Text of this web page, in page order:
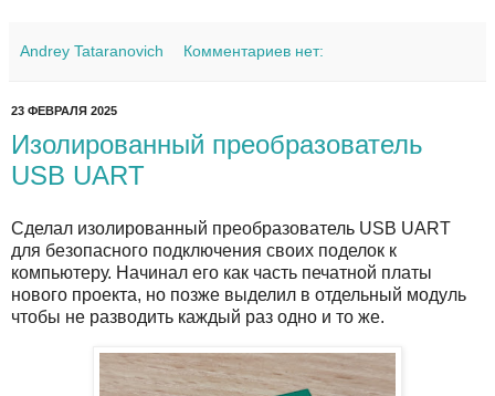
Andrey Tataranovich Комментариев нет:
23 ФЕВРАЛЯ 2025
Изолированный преобразователь
USB UART
Сделал изолированный преобразователь USB UART
для безопасного подключения своих поделок к
компьютеру. Начинал его как часть печатной платы
нового проекта, но позже выделил в отдельный модуль
чтобы не разводить каждый раз одно и то же.